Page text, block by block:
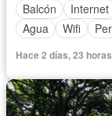
Balcón
Internet
Agua
Wifi
Hace 2 días, 23